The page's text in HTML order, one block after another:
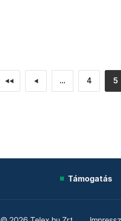
◄◄ ◄ ... 4 5
Támogatás